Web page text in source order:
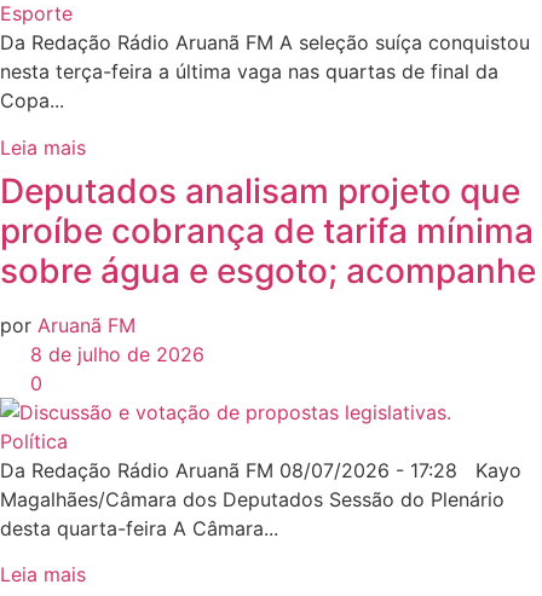
Esporte
Da Redação Rádio Aruanã FM A seleção suíça conquistou
nesta terça-feira a última vaga nas quartas de final da
Copa...
Leia mais
Deputados analisam projeto que
proíbe cobrança de tarifa mínima
sobre água e esgoto; acompanhe
por Aruanã FM
8 de julho de 2026
0
Política
Da Redação Rádio Aruanã FM 08/07/2026 - 17:28 Kayo
Magalhães/Câmara dos Deputados Sessão do Plenário
desta quarta-feira A Câmara...
Leia mais